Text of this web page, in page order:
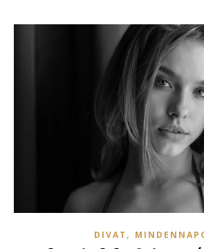
DIVAT ,